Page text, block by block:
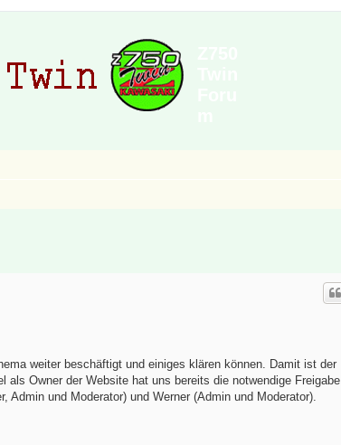
weiter beschäftigt und einiges klären können. Damit ist der
Owner der Website hat uns bereits die notwendige Freigabe
und Moderator) und Werner (Admin und Moderator).